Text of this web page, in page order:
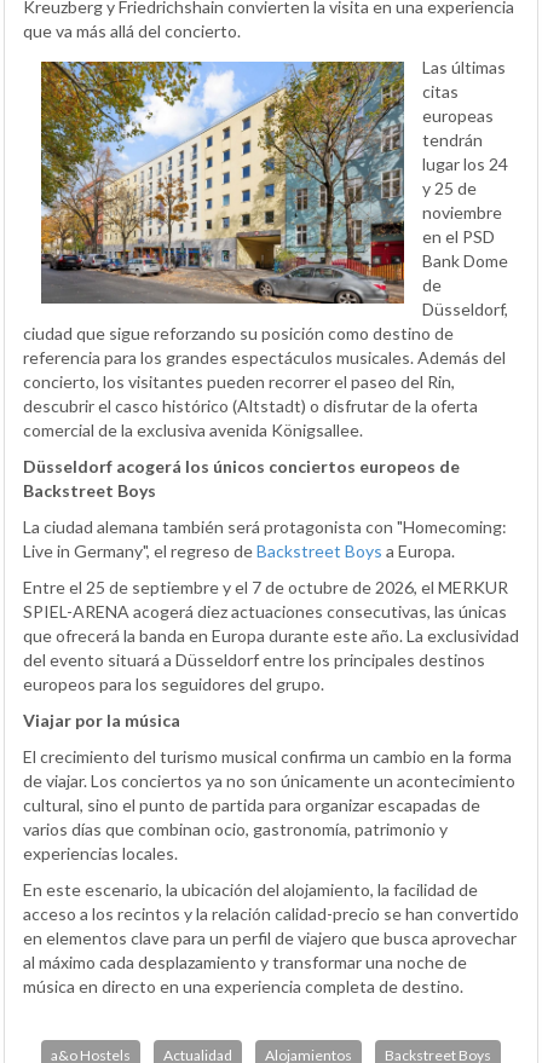
Kreuzberg y Friedrichshain convierten la visita en una experiencia
que va más allá del concierto.
Las últimas
citas
europeas
tendrán
lugar los 24
y 25 de
noviembre
en el PSD
Bank Dome
de
Düsseldorf,
ciudad que sigue reforzando su posición como destino de
referencia para los grandes espectáculos musicales. Además del
concierto, los visitantes pueden recorrer el paseo del Rin,
descubrir el casco histórico (Altstadt) o disfrutar de la oferta
comercial de la exclusiva avenida Königsallee.
Düsseldorf acogerá los únicos conciertos europeos de
Backstreet Boys
La ciudad alemana también será protagonista con "Homecoming:
Live in Germany", el regreso deBackstreet Boys a Europa.
Entre el 25 de septiembre y el 7 de octubre de 2026, el MERKUR
SPIEL-ARENA acogerá diez actuaciones consecutivas, las únicas
que ofrecerá la banda en Europa durante este año. La exclusividad
del evento situará a Düsseldorf entre los principales destinos
europeos para los seguidores del grupo.
Viajar por la música
El crecimiento del turismo musical confirma un cambio en la forma
de viajar. Los conciertos ya no son únicamente un acontecimiento
cultural, sino el punto de partida para organizar escapadas de
varios días que combinan ocio, gastronomía, patrimonio y
experiencias locales.
En este escenario, la ubicación del alojamiento, la facilidad de
acceso a los recintos y la relación calidad-precio se han convertido
en elementos clave para un perfil de viajero que busca aprovechar
al máximo cada desplazamiento y transformar una noche de
música en directo en una experiencia completa de destino.
a&o Hostels Actualidad Alojamientos Backstreet Boys